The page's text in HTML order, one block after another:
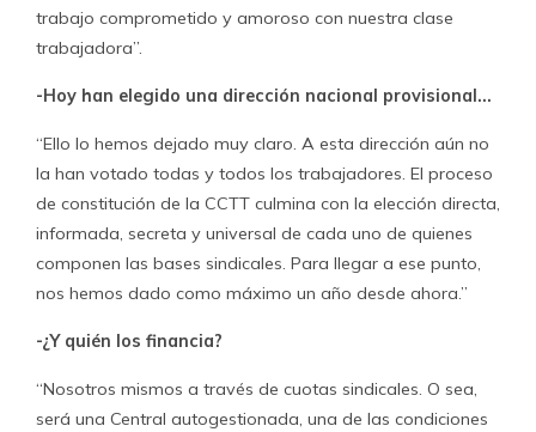
trabajo comprometido y amoroso con nuestra clase
trabajadora”.
-Hoy han elegido una dirección nacional provisional…
“Ello lo hemos dejado muy claro. A esta dirección aún no
la han votado todas y todos los trabajadores. El proceso
de constitución de la CCTT culmina con la elección directa,
informada, secreta y universal de cada uno de quienes
componen las bases sindicales. Para llegar a ese punto,
nos hemos dado como máximo un año desde ahora.”
-¿Y quién los financia?
“Nosotros mismos a través de cuotas sindicales. O sea,
será una Central autogestionada, una de las condiciones